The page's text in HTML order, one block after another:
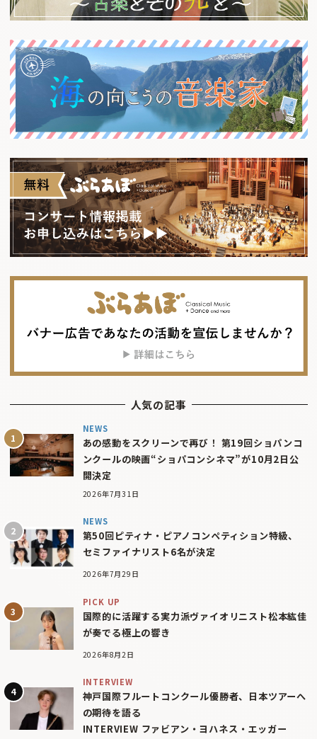
人気の記事
NEWS
あの感動をスクリーンで再び！ 第19回ショパンコ
ンクールの映画“ショパコンシネマ”が10月2日公
開決定
2026年7月31日
NEWS
第50回ピティナ・ピアノコンペティション特級、
セミファイナリスト6名が決定
2026年7月29日
PICK UP
国際的に活躍する実力派ヴァイオリニスト松本紘佳
が奏でる極上の響き
2026年8月2日
INTERVIEW
神戸国際フルートコンクール優勝者、日本ツアーへ
の期待を語る
INTERVIEW ファビアン・ヨハネス・エッガー